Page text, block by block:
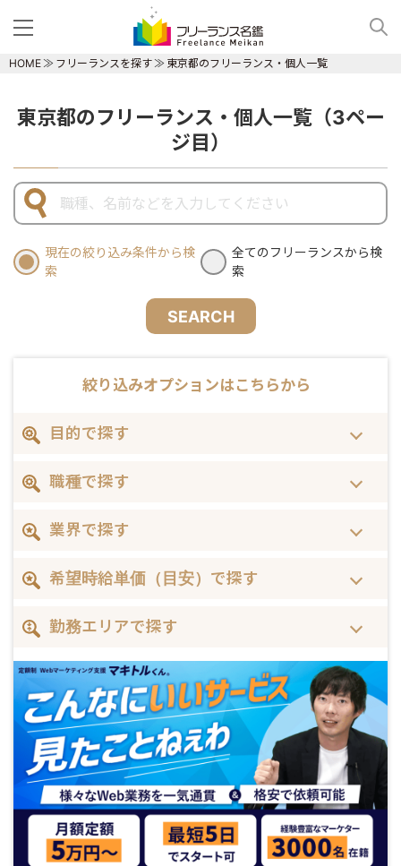
HOME フリーランスを探す 東京都のフリーランス・個人一覧
東京都のフリーランス・個人一覧（3ペー
ジ目）
現在の絞り込み条件から検
索
全てのフリーランスから検
索
SEARCH
絞り込みオプションはこちらから
目的で探す
職種で探す
業界で探す
希望時給単価（目安）で探す
勤務エリアで探す